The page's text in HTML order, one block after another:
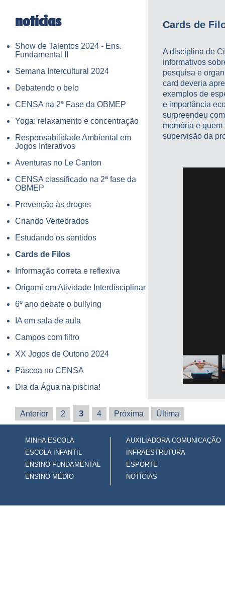
notícias
Show de Talentos 2024 - Ens.
Fundamental II
Semana Intercultural 2024
Debatendo o belo
CENSA na 2ª Fase da OBMEP
Yoga: relaxamento e concentração
Responsabilidade Ambiental em
Jogos Interativos
Aventuras no Le Canton
CENSA classificado na 2ª fase da
OBMEP
Prevenção às drogas
Criando Vertebrados
Estudando os sentidos
Cards de Filos
Informação correta e reflexiva
Origami em Atividade Interdisciplinar
6º ano debate o bullying
IA em sala de aula
Campos com filtro
XX Jogos de Outono 2024
Páscoa no CENSA
Dia da Água na piscina!
Anterior 2 3 4 Próxima Última
Cards de
A disciplina de
informativos
pesquisa e
card deveria
exemplos de
e importância
surpreendeu
memória e
supervisão da
MINHA ESCOLA
ESCOLA INFANTIL
ENSINO FUNDAMENTAL
ENSINO MÉDIO
AUXILIADORA COMUNICAÇÃO
INFRAESTRUTURA
ESPORTE
NOTÍCIAS